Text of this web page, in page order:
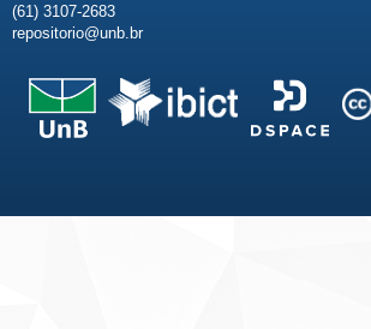
(61) 3107-2683
repositorio@unb.br